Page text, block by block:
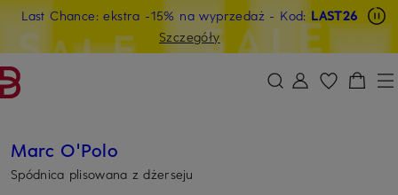
PRZEJDŹ DO GŁÓWNEJ TREŚCI PRZEJDŹ DO WYSZUKIWANIA
Last Chance: ekstra -15% na wyprzedaż - Kod: LAST26
Szczegóły
Marc O'Polo
Spódnica plisowana z dżerseju